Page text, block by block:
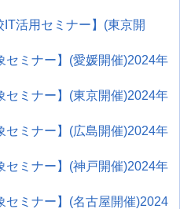
IT活用セミナー】(東京開
セミナー】(愛媛開催)2024年
セミナー】(東京開催)2024年
セミナー】(広島開催)2024年
セミナー】(神戸開催)2024年
セミナー】(名古屋開催)2024